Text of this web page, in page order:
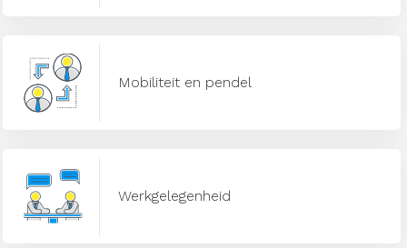
Mobiliteit en pendel
Werkgelegenheid